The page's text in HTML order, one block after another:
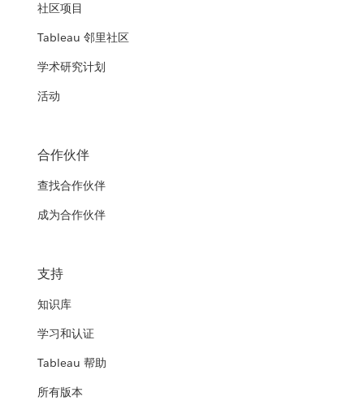
社区项目
Tableau 邻里社区
学术研究计划
活动
合作伙伴
查找合作伙伴
成为合作伙伴
支持
知识库
学习和认证
Tableau 帮助
所有版本